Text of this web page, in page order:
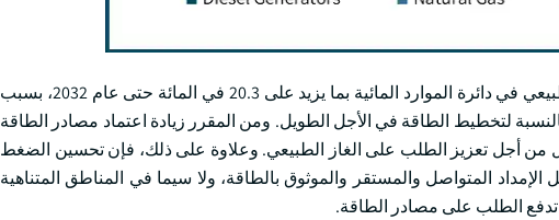
واستنادا إلى مصدر الطاقة، من المقرر أن ينمو الجزء المتعلق بالغاز الطبيعي في دائرة الموارد المائية بما يزيد على 20.3 في المائة حتى عام 2032، بسبب
لتخطيط الطاقة في الأجل الطويل. ومن المقرر زيادة اعتماد مصادر الطاقة
من أجل تعزيز الطلب على الغاز الطبيعي. وعلاوة على ذلك، فإن تحسين الضغط
المتواصل والمستقر والموثوق بالطاقة، ولا سيما في المناطق المتناهية
الطلب على مصادر الطاقة.